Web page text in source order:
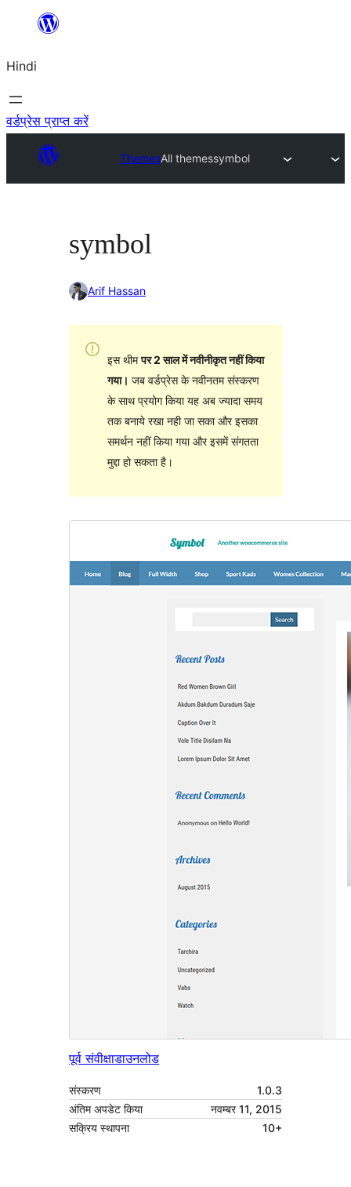
सामग्री
जाएं
Hindi
वर्डप्रेस प्राप्त करें
ThemesAll themessymbol
symbol
Arif Hassan
इस थीमपर 2 साल में नवीनीकृत नहीं किया
गया। जब वर्डप्रेस के नवीनतम संस्करण
के साथ प्रयोग किया यह अब ज्यादा समय
तक बनाये रखा नही जा सका और इसका
समर्थन नहीं किया गया और इसमें संगतता
मुद्दा हो सकता है।
पूर्व संवीक्षाडाउनलोड
संस्करण
1.0.3
अंतिम अपडेट किया
नवम्बर 11, 2015
सक्रिय स्थापना
10+